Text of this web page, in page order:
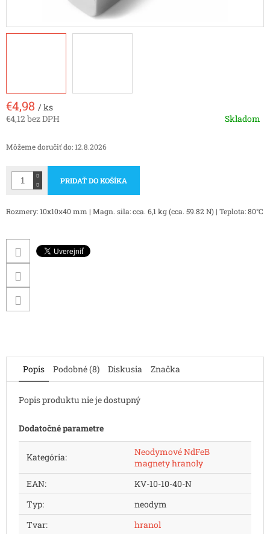
€4,98 / ks
€4,12 bez DPH
cena:
Skladom
Môžeme doručiť do:12.8.2026
PRIDAŤ DO KOŠÍKA
Rozmery: 10x10x40 mm | Magn. sila: cca. 6,1 kg (cca. 59.82 N) | Teplota: 80°C
Popis Podobné (8) Diskusia Značka
Popis produktu nie je dostupný
Dodatočné parametre
Kategória:
Neodymové NdFeB
magnety hranoly
EAN:
KV-10-10-40-N
Typ:
neodym
Tvar:
hranol